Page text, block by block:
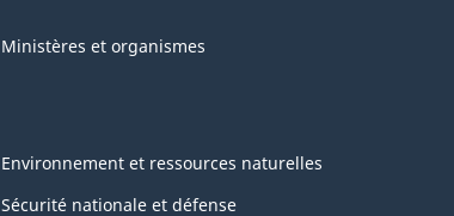
Ministères et organismes
Environnement et ressources naturelles
Sécurité nationale et défense